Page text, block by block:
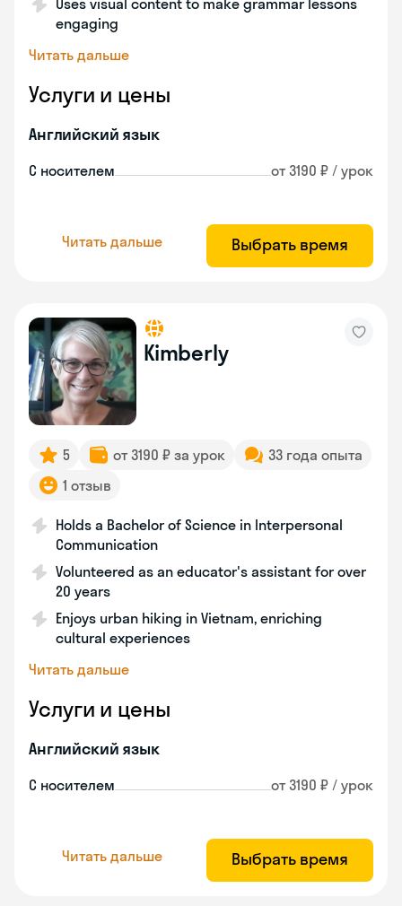
Uses visual content to make grammar lessons
engaging
Читать дальше
Услуги и цены
Английский язык
С носителем от 3190 ₽ / урок
Читать дальше Выбрать время
Kimberly
5 от 3190 ₽ за урок
33 года опыта
1 отзыв
Holds a Bachelor of Science in Interpersonal
Communication
Volunteered as an educator's assistant for over
20 years
Enjoys urban hiking in Vietnam, enriching
cultural experiences
Читать дальше
Услуги и цены
Английский язык
С носителем от 3190 ₽ / урок
Читать дальше Выбрать время